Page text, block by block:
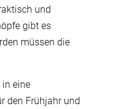
und
gibt es
müssen die
eine
den Frühjahr und